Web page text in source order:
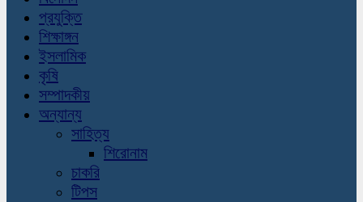
প্রযুক্তি
শিক্ষাঙ্গন
ইসলামিক
কৃষি
সম্পাদকীয়
অন্যান্য
সাহিত্য
শিরোনাম
চাকরি
টিপস